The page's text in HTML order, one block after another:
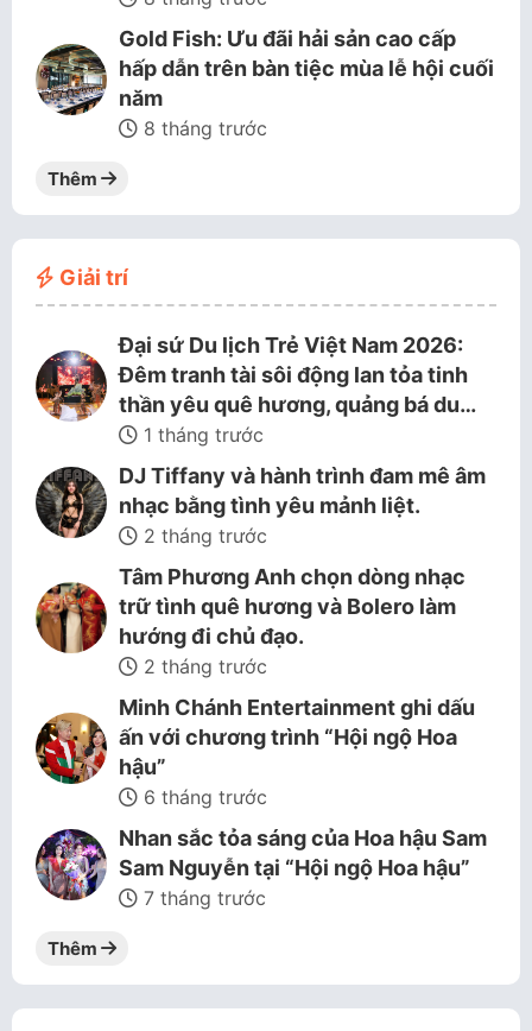
Gold Fish: Ưu đãi hải sản cao cấp
hấp dẫn trên bàn tiệc mùa lễ hội cuối
năm
8 tháng trước
Thêm
Giải trí
Đại sứ Du lịch Trẻ Việt Nam 2026:
Đêm tranh tài sôi động lan tỏa tinh
thần yêu quê hương, quảng bá du…
1 tháng trước
DJ Tiffany và hành trình đam mê âm
nhạc bằng tình yêu mảnh liệt.
2 tháng trước
Tâm Phương Anh chọn dòng nhạc
trữ tình quê hương và Bolero làm
hướng đi chủ đạo.
2 tháng trước
Minh Chánh Entertainment ghi dấu
ấn với chương trình “Hội ngộ Hoa
hậu”
6 tháng trước
Nhan sắc tỏa sáng của Hoa hậu Sam
Sam Nguyễn tại “Hội ngộ Hoa hậu”
7 tháng trước
Thêm